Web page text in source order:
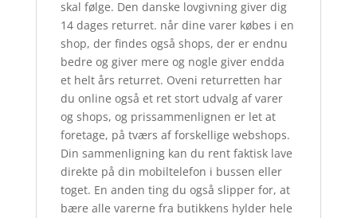
skal følge. Den danske lovgivning giver dig
14 dages returret. når dine varer købes i en
shop, der findes også shops, der er endnu
bedre og giver mere og nogle giver endda
et helt års returret. Oveni returretten har
du online også et ret stort udvalg af varer
og shops, og prissammenlignen er let at
foretage, på tværs af forskellige webshops.
Din sammenligning kan du rent faktisk lave
direkte på din mobiltelefon i bussen eller
toget. En anden ting du også slipper for, at
bære alle varerne fra butikkens hylder hele